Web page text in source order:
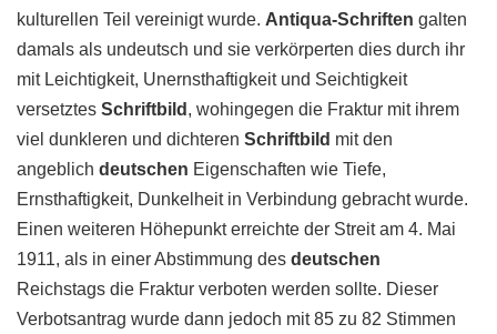
kulturellen Teil vereinigt wurde. Antiqua-Schriften galten
damals als undeutsch und sie verkörperten dies durch ihr
mit Leichtigkeit, Unernsthaftigkeit und Seichtigkeit
versetztes Schriftbild , wohingegen die Fraktur mit ihrem
viel dunkleren und dichteren Schriftbild mit den
angeblich deutschen Eigenschaften wie Tiefe,
Ernsthaftigkeit, Dunkelheit in Verbindung gebracht wurde.
Einen weiteren Höhepunkt erreichte der Streit am 4. Mai
1911, als in einer Abstimmung des deutschen
Reichstags die Fraktur verboten werden sollte. Dieser
Verbotsantrag wurde dann jedoch mit 85 zu 82 Stimmen